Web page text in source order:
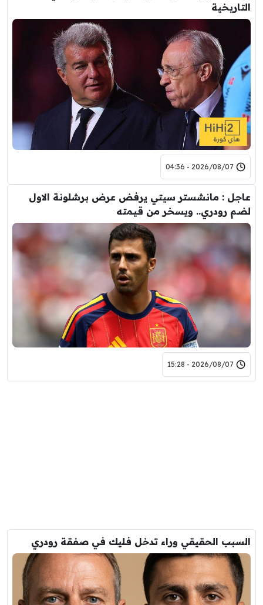
التاريخية
2026/08/07 - 04:36
عاجل : مانشستر سيتي يرفض عرض برشلونة الاول
لضم رودري.. ويسخر من قيمته
2026/08/07 - 15:28
السبب الحقيقي وراء تدخل فليك في صفقة رودري